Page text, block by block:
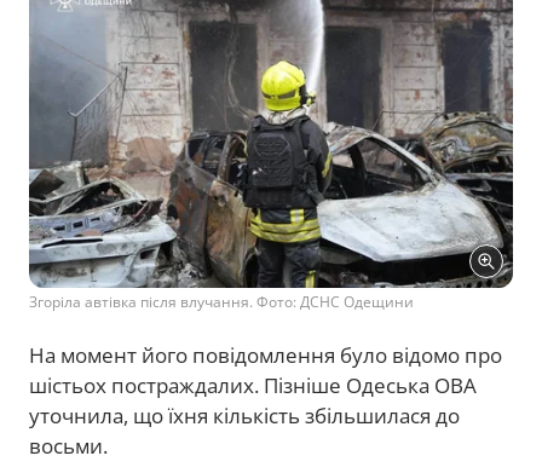
Згоріла автівка після влучання. Фото: ДСНС Одещини
На момент його повідомлення було відомо про
шістьох постраждалих. Пізніше Одеська ОВА
уточнила, що їхня кількість збільшилася до
восьми.